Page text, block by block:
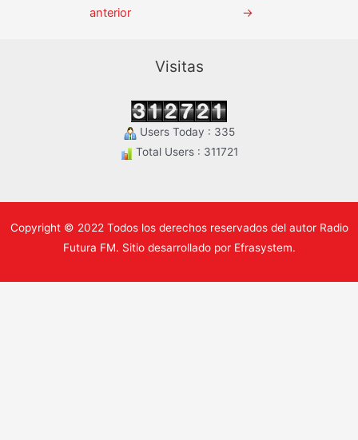
anterior
→
Visitas
Users Today : 335
Total Users : 311721
Copyright © 2022 Todos los derechos reservados del autor Radio
Futura FM. Sitio desarrollado por Efrasystem.